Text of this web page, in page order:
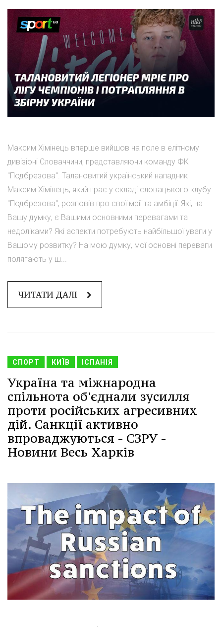
Максим Хімінець вперше вийшов на поле в елітному
дивізіоні Словаччини, представляючи команду ФК
"Подбрезова". Талановитий український нападник
Максим Хімінець, який грає у складі словацького клубу
"Подбрезова", розповів про свої мрії та амбіції: Які, на
Вашу думку, є Вашими основними перевагами та
недоліками? Які аспекти потребують найбільшої уваги у
Вашому розвитку? На мою думку, мої основні переваги
полягають у ш...
ЧИТАТИ ДАЛІ
СПОРТ КИЇВ ІСПАНІЯ
Україна та міжнародна
спільнота об'єднали зусилля
проти російських агресивних
дій. Санкції активно
впроваджуються - СЗРУ -
Новини Весь Харків